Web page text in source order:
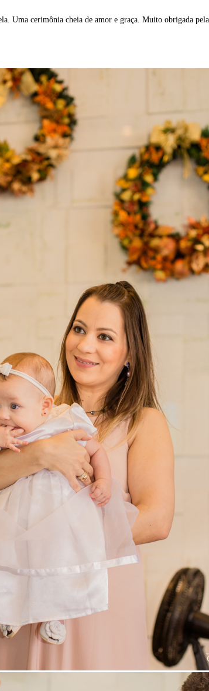
Uma cerimônia cheia de amor e graça. Muito obrigada